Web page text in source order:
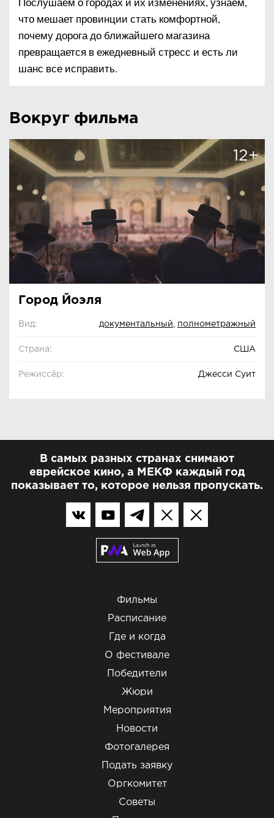
что мешает провинции стать комфортной,
почему дорога до ближайшего магазина
превращается в ежедневный стресс и есть ли
шанс все исправить.
Вокруг фильма
12+
Город Йоэля
Вид: документальный полнометражный
Страна: США
Режиссёр: Джесси Суит
В самых разных странах снимают
еврейское кино, а МЕКФ каждый год
показывает то, которое нельзя пропускать.
Фильмы
Расписание
Где и когда
О фестивале
Победители
Жюри
Мероприятия
Новости
Фотогалерея
Подать заявку
Оргкомитет
Советы